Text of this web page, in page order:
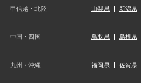
甲信越・北陸 山梨県 新潟県
中国・四国 鳥取県 島根県
九州・沖縄 福岡県 佐賀県